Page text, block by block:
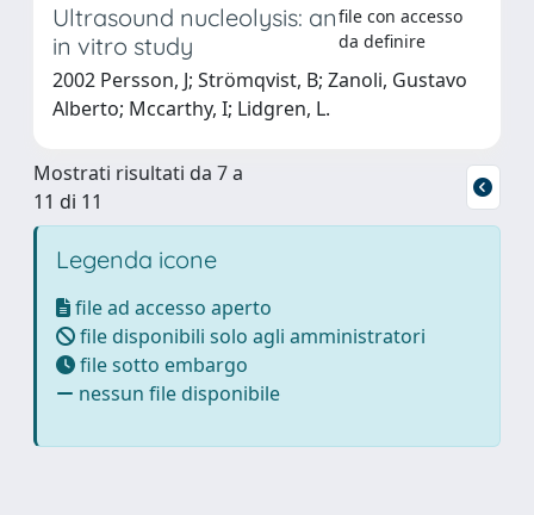
Ultrasound nucleolysis: an
in vitro study
file con accesso
da definire
2002 Persson, J; Strömqvist, B; Zanoli, Gustavo
Alberto; Mccarthy, I; Lidgren, L.
Mostrati risultati da 7 a
11 di 11
Legenda icone
file ad accesso aperto
file disponibili solo agli amministratori
file sotto embargo
nessun file disponibile